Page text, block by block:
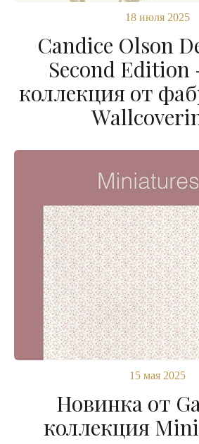
18 июля 2025
Candice Olson
Second Edition
коллекция от
15 мая 2025
Новинка от
коллекция